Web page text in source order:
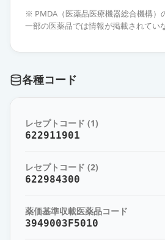
イ」
薬価 10.80 円
20mg「AFP」
フェブキソスタット錠20mg「杏
林」
フェブキソスタットOD錠20mg
薬価 10.80 円
※ PMDA（医薬品医療機器総合機構）
一部の医薬品では情報が掲載されてい
各種コード
レセプトコード (1)
622911901
レセプトコード (2)
622984300
薬価基準収載医薬品コード
3949003F5010